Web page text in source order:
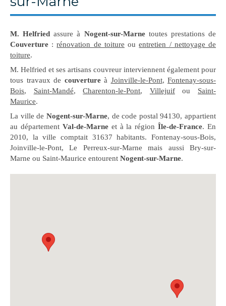
M. Helfried assure à Nogent-sur-Marnetoutes prestations de
Couverture :rénovation de toiture ouentretien / nettoyage de
toiture.
M. Helfried et ses artisans couvreur interviennent également pour
tous travaux de couvertureà Joinville-le-Pont, Fontenay-sous-
Bois, Saint-Mandé,Charenton-le-Pont, Villejuifou Saint-
Maurice.
La ville de Nogent-sur-Marne, de code postal 94130, appartient
au département Val-de-Marneet à la régionÎle-de-France. En
2010, la ville comptait 31637 habitants. Fontenay-sous-Bois,
Joinville-le-Pont, Le Perreux-sur-Marne mais aussi Bry-sur-
Marne ou Saint-Maurice entourent Nogent-sur-Marne.